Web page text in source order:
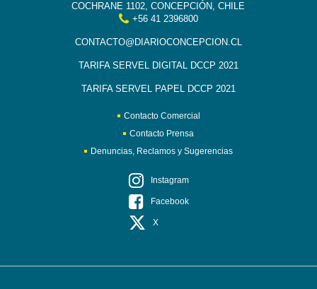
COCHRANE 1102, CONCEPCIÓN, CHILE
+56 41 2396800
CONTACTO@DIARIOCONCEPCION.CL
TARIFA SERVEL DIGITAL DCCP 2021
TARIFA SERVEL PAPEL DCCP 2021
Contacto Comercial
Contacto Prensa
Denuncias, Reclamos y Sugerencias
Instagram
Facebook
X